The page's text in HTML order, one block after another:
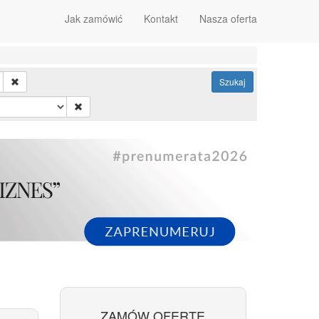
Jak zamówić Kontakt Nasza oferta
Szukaj